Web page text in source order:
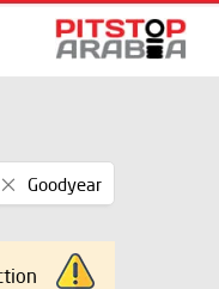
Goodyear